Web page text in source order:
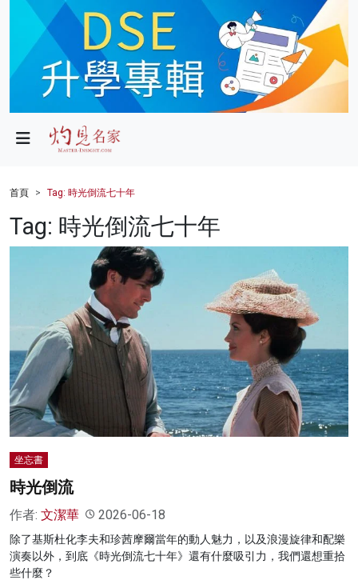
政局
財經
健康
影片
名家榜
灼見活動
首頁 Tag: 時光倒流七十年
Tag: 時光倒流七十年
坐忘書
時光倒流
作者: 文潔華 2026-06-18
除了基斯杜化李夫和珍茜摩爾當年的動人魅力，以及浪漫旋律和配樂
演奏以外，到底《時光倒流七十年》還有什麼吸引力，我們還想重拾
些什麼？